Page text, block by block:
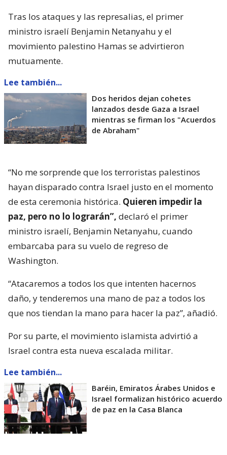
Tras los ataques y las represalias, el primer
ministro israelí Benjamin Netanyahu y el
movimiento palestino Hamas se advirtieron
mutuamente.
Lee también...
Dos heridos dejan cohetes
lanzados desde Gaza a Israel
mientras se firman los "Acuerdos
de Abraham"
“No me sorprende que los terroristas palestinos
hayan disparado contra Israel justo en el momento
de esta ceremonia histórica. Quieren impedir la
paz, pero no lo lograrán”, declaró el primer
ministro israelí, Benjamin Netanyahu, cuando
embarcaba para su vuelo de regreso de
Washington.
“Atacaremos a todos los que intenten hacernos
daño, y tenderemos una mano de paz a todos los
que nos tiendan la mano para hacer la paz”, añadió.
Por su parte, el movimiento islamista advirtió a
Israel contra esta nueva escalada militar.
Lee también...
Baréin, Emiratos Árabes Unidos e
Israel formalizan histórico acuerdo
de paz en la Casa Blanca